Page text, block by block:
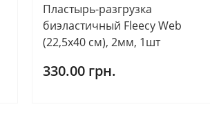
Пластырь-разгрузка
биэластичный Fleecy Web
(22,5х40 см), 2мм, 1шт
330.00 грн.